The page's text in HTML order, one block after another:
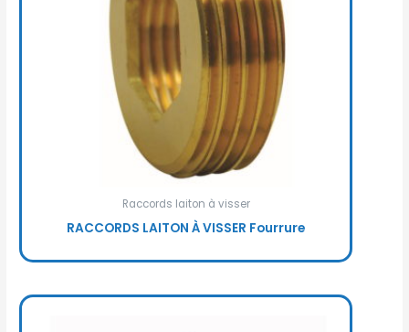
Raccords laiton à visser
RACCORDS LAITON À VISSER Fourrure